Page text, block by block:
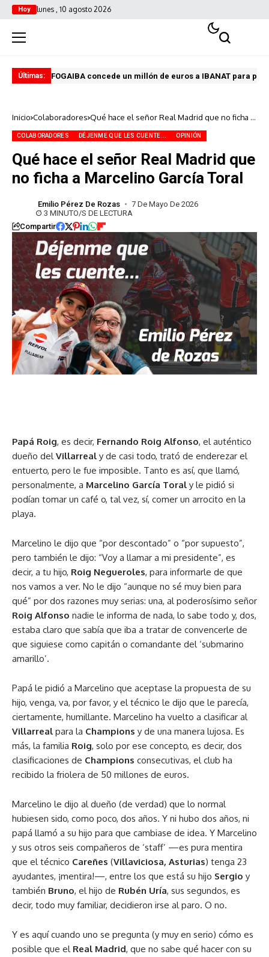
Hoy lunes , 10 agosto 2026
Últimas: FOGAIBA concede un millón de euros a IBANAT para
Inicio Colaboradores Qué hace el señor Real Madrid que no ficha a
COLABORADORES DÉJENME QUE LES CUENTE... OPINIÓN
Qué hace el señor Real Madrid que
no ficha a Marcelino García Toral
Emilio Pérez De Rozas
7 De Mayo De 2026
3 MINUTO/S DE LECTURA
Compartir
Papá Roig, es decir, Fernando Roig Alfonso, el auténtico
dueño delVillarreal y de casi todo, trató de enderezar el
entuerto, pero le fue imposible. Tanto es así, que llamó,
personalmente, a Marcelino García Toral y le pidió si
podían tomar un café o, tal vez, sí, comer un arrocito en la
playa.
Marcelino le dijo que “por descontado” o “por supuesto”,
pero también le dijo: “Voy a llamar a mi presidente”, es
decir, a tu hijo, Roig Negueroles, para informarle de que
nos vamos a ver. No le dijo “aunque no sé muy bien para
qué” por dos razones muy serias: una, al poderosísimo señor
Roig Alfonso nadie le informa de nada, lo sabe todo y, dos,
estaba claro que sabía que iba a tratar de convencerle de
que siguiese como capitán o comandante del ‘submarino
amarillo’.
Papá le pidió a Marcelino que aceptase la propuesta de su
hijo, venga, va, por favor, y el técnico le dijo que le parecía,
ciertamente, humillante. Marcelino ha vuelto a clasificar al
Villarreal para la Champions y de una manera lujosa. Es
más, la familia Roig, solo por ese concepto, es decir, dos
clasificaciones de Champions consecutivas, el club ha
recibido la friolera de 50 millones de euros.
Marcelino le dijo al dueño (de verdad) que lo normal
hubiesen sido, como poco, dos años. Y ni hubo dos años, ni
papá llamó a su hijo para que cambiase de idea. Y Marcelino
y sus otros seis compañeros de ‘staff’ —es pura mentira
que el técnico Careñes (Villaviciosa, Asturias) tenga 23
ayudantes, ¡mentira!—, entre los que está su hijo Sergio y
también Bruno, el hijo de Rubén Uría, sus segundos, es
decir, todo muy familiar, decidieron irse al paro. O no.
Y es aquí cuando uno se pregunta (y muy en serio) cómo es
posible que el Real Madrid, que no sabe qué hacer con su